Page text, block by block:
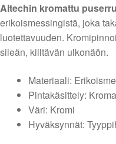
Altechin kromattu
erikoismessingistä, joka
luotettavuuden.
sileän, kiiltävän ulkonäön.
Materiaali:
Pintakäsittely:
Väri: Kromi
Hyväksynnät: